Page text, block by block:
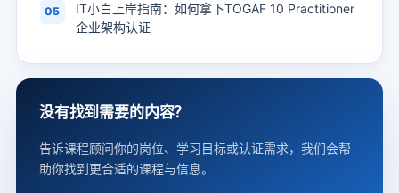
05
IT小白上岸指南：如何拿下TOGAF 10 Practitioner
企业架构认证
没有找到需要的内容？
告诉课程顾问你的岗位、学习目标或认证需求，我们会帮
助你找到更合适的课程与信息。